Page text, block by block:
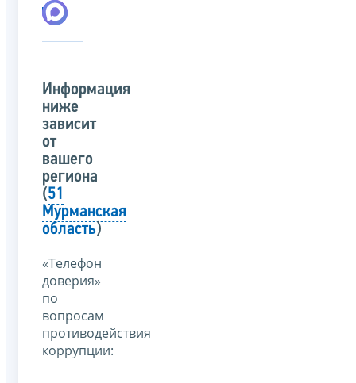
Информация
ниже
зависит
от
вашего
региона
(51
Мурманская
область)
«Телефон
доверия»
по
вопросам
противодействия
коррупции: